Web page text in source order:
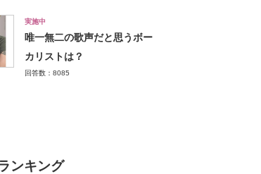
実施中
唯一無二の歌声だと思うボー
カリストは？
回答数：8085
ンキング